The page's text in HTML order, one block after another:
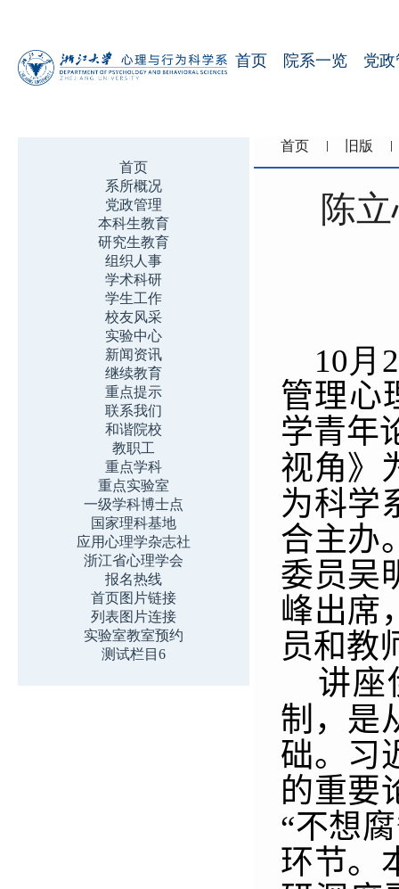
首页 院系一览 党
首页
系所概况
党政管理
本科生教育
研究生教育
组织人事
学术科研
学生工作
校友风采
实验中心
新闻资讯
继续教育
重点提示
联系我们
和谐院校
教职工
重点学科
重点实验室
一级学科博士点
国家理科基地
应用心理学杂志社
浙江省心理学会
报名热线
首页图片链接
列表图片连接
实验室教室预约
测试栏目6
首页 旧版
陈
10 月
管理心
学青年
视角》
为科学
合主办
委员吴
峰出席
员和教
讲座
制，是
础。习
的重要
“不想
环节。